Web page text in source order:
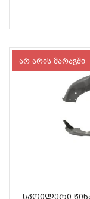
არ არის მარაგში
ᲡᲞᲝᲘᲚᲔᲠᲘ ᲬᲘᲜᲐ